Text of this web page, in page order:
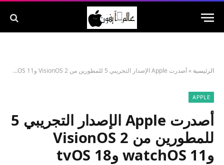
الرئيسية »أصدرت Apple الإصدار التجريبي 5 للمطورين من VisionOS 2 وwatchOS 11 وtvOS 18
APPLE
أصدرت Apple الإصدار التجريبي 5
للمطورين من VisionOS 2
وwatchOS 11 وtvOS 18